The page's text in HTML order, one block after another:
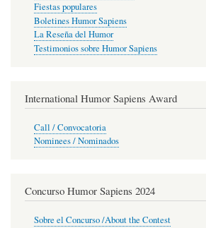
Fiestas populares
Boletines Humor Sapiens
La Reseña del Humor
Testimonios sobre Humor Sapiens
International Humor Sapiens Award
Call / Convocatoria
Nominees / Nominados
Concurso Humor Sapiens 2024
Sobre el Concurso /About the Contest